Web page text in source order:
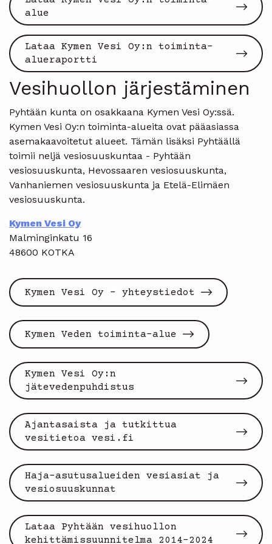
alue
Lataa Kymen Vesi Oy:n toiminta-
alueraportti
Vesihuollon järjestäminen
Pyhtään kunta on osakkaana Kymen Vesi Oy:ssä.
Kymen Vesi Oy:n toiminta-alueita ovat pääasiassa
asemakaavoitetut alueet. Tämän lisäksi Pyhtäällä
toimii neljä vesiosuuskuntaa - Pyhtään
vesiosuuskunta, Hevossaaren vesiosuuskunta,
Vanhaniemen vesiosuuskunta ja Etelä-Elimäen
vesiosuuskunta.
Kymen Vesi Oy
Malminginkatu 16
48600 KOTKA
Kymen Vesi Oy - yhteystiedot
Kymen Veden toiminta-alue
Kymen Vesi Oy:n
jätevedenpuhdistus
Ajantasaista ja tutkittua
vesitietoa vesi.fi
Haja-asutusalueiden vesiasiat ja
vesiosuuskunnat
Lataa Pyhtään vesihuollon
kehittämissuunnitelma 2014-2024